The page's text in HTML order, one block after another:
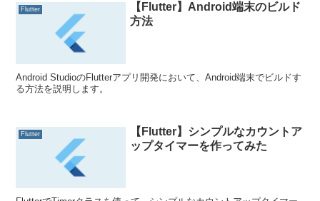
Flutter
【Flutter】Android端末のビルド
方法
Android StudioのFlutterアプリ開発において、Android端末でビルドす
る方法を説明します。
Flutter
【Flutter】シンプルなカウントア
ップタイマーを作ってみた